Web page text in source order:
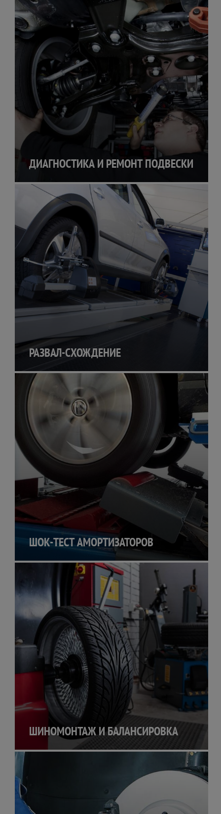
ДИАГНОСТИКА И РЕМОНТ ПОДВЕСКИ
РАЗВАЛ-СХОЖДЕНИЕ
ШОК-ТЕСТ АМОРТИЗАТОРОВ
ШИНОМОНТАЖ И БАЛАНСИРОВКА